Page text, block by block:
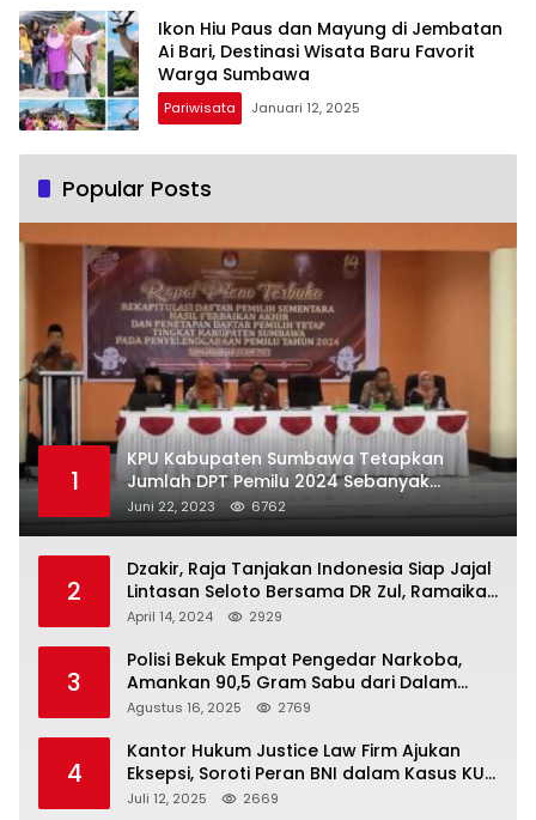
Ikon Hiu Paus dan Mayung di Jembatan
Ai Bari, Destinasi Wisata Baru Favorit
Warga Sumbawa
Pariwisata Januari 12, 2025
Popular Posts
1
KPU Kabupaten Sumbawa Tetapkan
Jumlah DPT Pemilu 2024 Sebanyak
367.987 Pemilih
Juni 22, 2023 6762
2
Dzakir, Raja Tanjakan Indonesia Siap Jajal
Lintasan Seloto Bersama DR Zul, Ramaikan
Trabas JAS #2 KSB
April 14, 2024 2929
3
Polisi Bekuk Empat Pengedar Narkoba,
Amankan 90,5 Gram Sabu dari Dalam
Mobil
Agustus 16, 2025 2769
4
Kantor Hukum Justice Law Firm Ajukan
Eksepsi, Soroti Peran BNI dalam Kasus KUR
Bawang Merah KCP Woha
Juli 12, 2025 2669